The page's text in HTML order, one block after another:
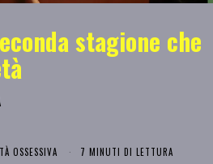
stagione che
OSSESSIVA 7 MINUTI DI LETTURA